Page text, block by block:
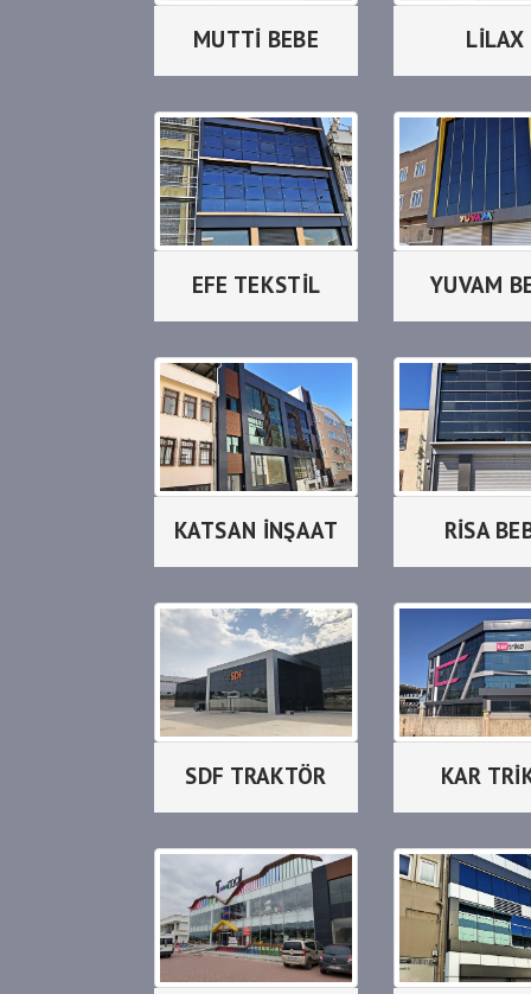
MUTTİ BEBE LİLAX
EFE TEKSTİL YUVAM
KATSAN İNŞAAT RİSA
SDF TRAKTÖR KAR